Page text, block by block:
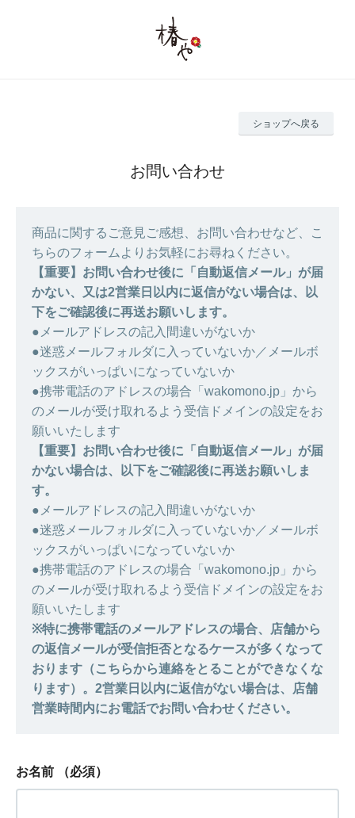
ショップへ戻る
お問い合わせ
商品に関するご意見ご感想、お問い合わせなど、こ
ちらのフォームよりお気軽にお尋ねください。
【重要】お問い合わせ後に「自動返信メール」が届
かない、又は2営業日以内に返信がない場合は、以
下をご確認後に再送お願いします。
●メールアドレスの記入間違いがないか
●迷惑メールフォルダに入っていないか／メールボ
ックスがいっぱいになっていないか
●携帯電話のアドレスの場合「wakomono.jp」から
のメールが受け取れるよう受信ドメインの設定をお
願いいたします
【重要】お問い合わせ後に「自動返信メール」が届
かない場合は、以下をご確認後に再送お願いしま
す。
●メールアドレスの記入間違いがないか
●迷惑メールフォルダに入っていないか／メールボ
ックスがいっぱいになっていないか
●携帯電話のアドレスの場合「wakomono.jp」から
のメールが受け取れるよう受信ドメインの設定をお
願いいたします
※特に携帯電話のメールアドレスの場合、店舗から
の返信メールが受信拒否となるケースが多くなって
おります（こちらから連絡をとることができなくな
ります）。2営業日以内に返信がない場合は、店舗
営業時間内にお電話でお問い合わせください。
お名前 （必須）